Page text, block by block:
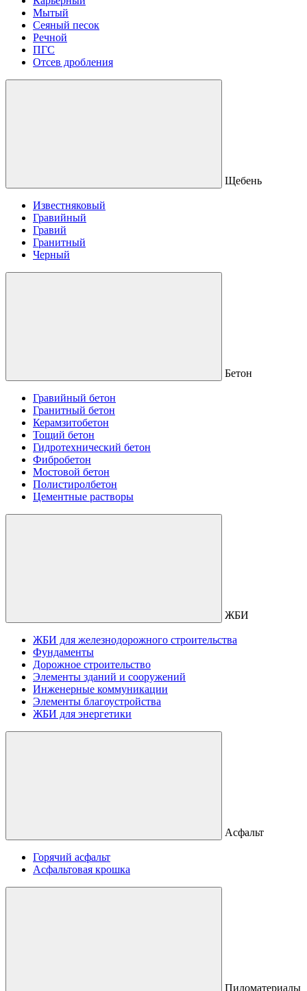
Мытый
Сеяный песок
Речной
ПГС
Отсев дробления
Щебень
Известняковый
Гравийный
Гравий
Гранитный
Черный
Бетон
Гравийный бетон
Гранитный бетон
Керамзитобетон
Тощий бетон
Гидротехнический бетон
Фибробетон
Мостовой бетон
Полистиролбетон
Цементные растворы
ЖБИ
ЖБИ для железнодорожного строительства
Фундаменты
Дорожное строительство
Элементы зданий и сооружений
Инженерные коммуникации
Элементы благоустройства
ЖБИ для энергетики
Асфальт
Горячий асфальт
Асфальтовая крошка
Пиломатериалы